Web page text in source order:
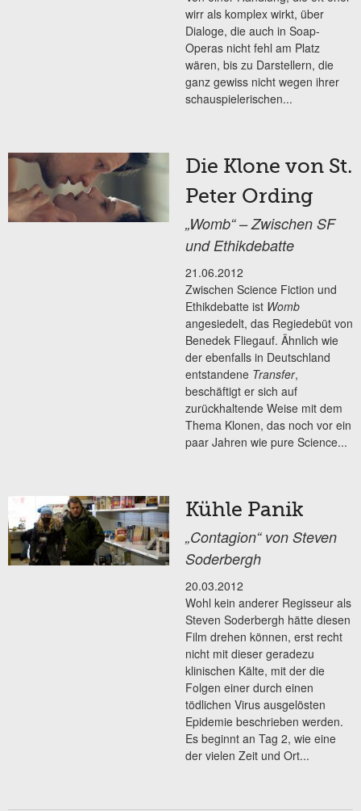
wirr als komplex wirkt, über
Dialoge, die auch in Soap-
Operas nicht fehl am Platz
wären, bis zu Darstellern, die
ganz gewiss nicht wegen ihrer
schauspielerischen...
Die Klone von St.
Peter Ording
„Womb“ – Zwischen SF
und Ethikdebatte
21.06.2012
Zwischen Science Fiction und
Ethikdebatte ist Womb
angesiedelt, das Regiedebüt von
Benedek Fliegauf. Ähnlich wie
der ebenfalls in Deutschland
entstandene Transfer,
beschäftigt er sich auf
zurückhaltende Weise mit dem
Thema Klonen, das noch vor ein
paar Jahren wie pure Science...
Kühle Panik
„Contagion“ von Steven
Soderbergh
20.03.2012
Wohl kein anderer Regisseur als
Steven Soderbergh hätte diesen
Film drehen können, erst recht
nicht mit dieser geradezu
klinischen Kälte, mit der die
Folgen einer durch einen
tödlichen Virus ausgelösten
Epidemie beschrieben werden.
Es beginnt an Tag 2, wie eine
der vielen Zeit und Ort...